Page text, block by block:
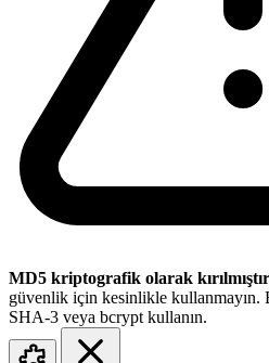
MD5 kriptografik olarak kırılmıştır
güvenlik için kesinlikle
SHA-3 veya bcrypt kullanın.